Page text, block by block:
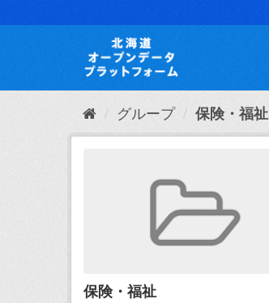
キ
て
グループ 保険・福祉
保険・福祉